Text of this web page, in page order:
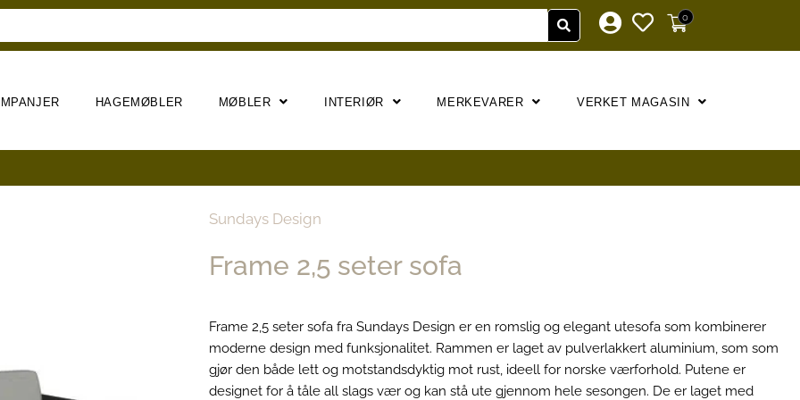
0
HAGEMØBLER MØBLER INTERIØR MERKEVARER VERKET MAGASIN
Sundays Design
Frame 2,5 seter sofa
Frame 2,5 seter sofa fra Sundays Design er en romslig og elegant utesofa som kombinerer
moderne design med funksjonalitet. Rammen er laget av pulverlakkert aluminium, som som
gjør den både lett og motstandsdyktig mot rust, ideell for norske værforhold. Putene er
designet for å tåle all slags vær og kan stå ute gjennom hele sesongen. De er laget med